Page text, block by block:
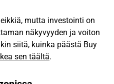
mutta investointi on
näkyvyyden ja voiton
siitä, kuinka päästä Buy
sen täältä.